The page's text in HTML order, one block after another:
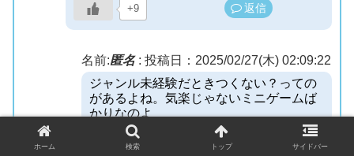
+9 返信
名前:匿名: 投稿日：2025/02/27(木) 02:09:22
ジャンル未経験だときつくない？っての
があるよね。気楽じゃないミニゲームば
かりなのよ
ホーム 検索 トップ サイドバー